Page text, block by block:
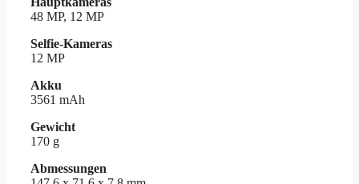
48 MP, 12 MP
Selfie-Kameras
12 MP
Akku
3561 mAh
Gewicht
170 g
Abmessungen